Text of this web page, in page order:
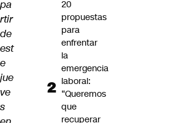
pa
rtir
de
est
e
jue
ve
s
20
propuestas
para
enfrentar
la
emergencia
laboral:
“Queremos
que
recuperar